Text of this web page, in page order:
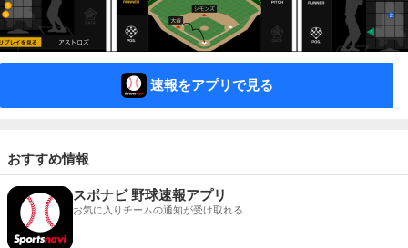
速報をアプリで見る
おすすめ情報
スポナビ 野球速報アプリ
お気に入りチームの通知が受け取れる